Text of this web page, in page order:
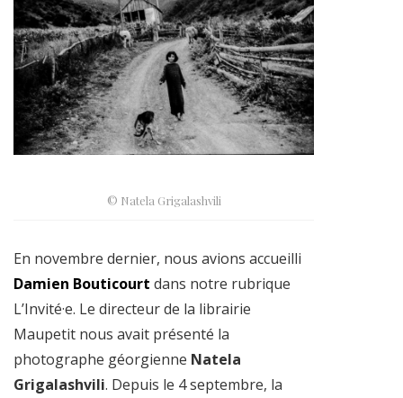
© Natela Grigalashvili
En novembre dernier, nous avions accueilli
Damien Bouticourt dans notre rubrique
L’Invité·e. Le directeur de la librairie
Maupetit nous avait présenté la
photographe géorgienne Natela
Grigalashvili. Depuis le 4 septembre, la